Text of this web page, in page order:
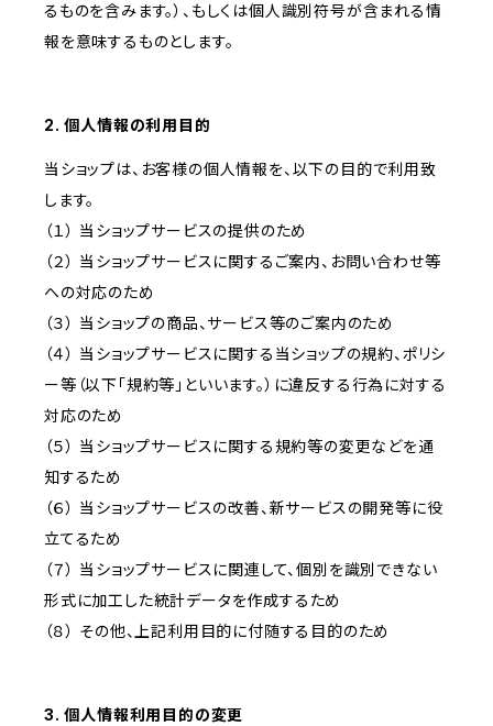
るものを含みます。）、もしくは個人識別符号が含まれる情
報を意味するものとします。
2. 個人情報の利用目的
当ショップは、お客様の個人情報を、以下の目的で利用致
します。
（１） 当ショップサービスの提供のため
（２） 当ショップサービスに関するご案内、お問い合わせ等
への対応のため
（３） 当ショップの商品、サービス等のご案内のため
（４） 当ショップサービスに関する当ショップの規約、ポリシ
ー等（以下「規約等」といいます。）に違反する行為に対する
対応のため
（５） 当ショップサービスに関する規約等の変更などを通
知するため
（６） 当ショップサービスの改善、新サービスの開発等に役
立てるため
（７） 当ショップサービスに関連して、個別を識別できない
形式に加工した統計データを作成するため
（８） その他、上記利用目的に付随する目的のため
3. 個人情報利用目的の変更